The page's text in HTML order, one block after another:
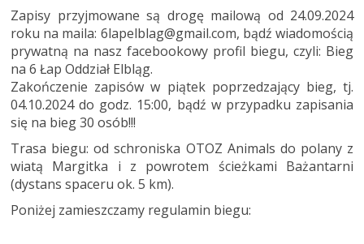
Zapisy przyjmowane są drogę mailową od 24.09.2024
roku na maila: 6lapelblag@gmail.com, bądź wiadomością
prywatną na nasz facebookowy profil biegu, czyli: Bieg
na 6 Łap Oddział Elbląg.
Zakończenie zapisów w piątek poprzedzający bieg, tj.
04.10.2024 do godz. 15:00, bądź w przypadku zapisania
się na bieg 30 osób!!!
Trasa biegu: od schroniska OTOZ Animals do polany z
wiatą Margitka i z powrotem ścieżkami Bażantarni
(dystans spaceru ok. 5 km).
Poniżej zamieszczamy regulamin biegu: